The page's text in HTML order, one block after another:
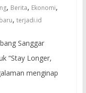
, Berita, Ekonomi,
, terjadi.id
Sanggar
“Stay Longer,
menginap